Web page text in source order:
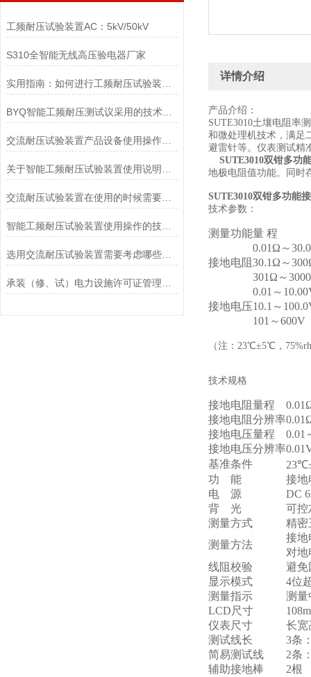
工频耐压试验装置AC：5kV/50kV
S310全智能无线高压验电器厂家
BYQ智能工频耐压测试议采用的技术特性分享
交流耐压试验装置产品设备使用操作的技术特点指标
交流耐压试验装置在使用的时候需要注意哪些事项？
智能工频耐压试验装置使用操作的技术指导
选用交流耐压试验装置需要考虑哪些问题
详情介绍
产品介绍：
SUTE3010土壤电阻率
和微处理机技术，满足
避雷针等。仪表测试精
SUTE3010双钳多功
地极电阻值功能。同时
SUTE3010双钳多功能
技术参数：
测量功能量 程
接地电阻
0.01Ω～
30.1Ω～
301Ω～
接地电压
0.01～
10.1～
101～600V
（注：23℃±5℃，
技术规格
接地电阻量程
接地电阻分辨率
接地电压量程
接地电压分辨率
基准条件
功 能
接地
电 源
DC
背 光
可控
测量方式
精密
测量方法
接地
对地
线阻校验
避免
显示模式
4位
测量指示
测量
LCD尺寸
仪表尺寸
长宽
测试线长
3条
简易测试线
2条
辅助接地棒
2根